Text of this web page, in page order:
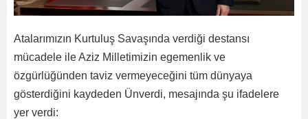
Atalarımızın Kurtuluş Savaşında verdiği destansı
mücadele ile Aziz Milletimizin egemenlik ve
özgürlüğünden taviz vermeyeceğini tüm dünyaya
gösterdiğini kaydeden Ünverdi, mesajında şu ifadelere
yer verdi: